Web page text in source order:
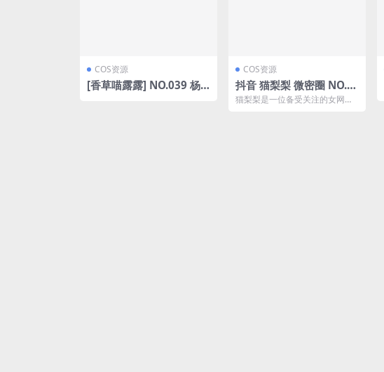
COS资源
[香草喵露露] NO.039 杨
COS资源
抖音 猫梨梨 微密圈 NO.0
55期 【12P9V】最新至：
猫梨梨是一位备受关注的女网